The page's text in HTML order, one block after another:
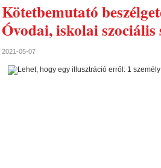
Kötetbemutató
Óvodai, iskolai szociális
2021-05-07